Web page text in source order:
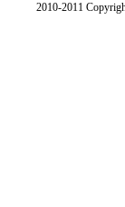
2010-2011